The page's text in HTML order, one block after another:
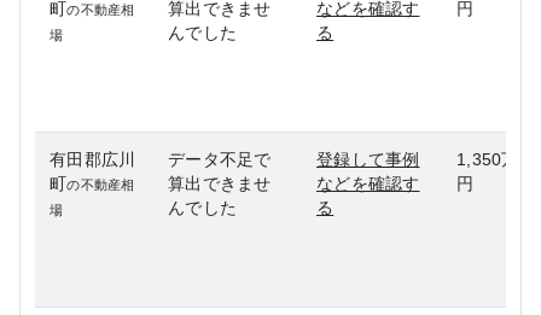
町の不動産相
場
算出できませ
んでした
などを確認す
る
円
有田郡広川
町の不動産相
場
データ不足で
算出できませ
んでした
登録して事例
などを確認す
る
1,350万
円